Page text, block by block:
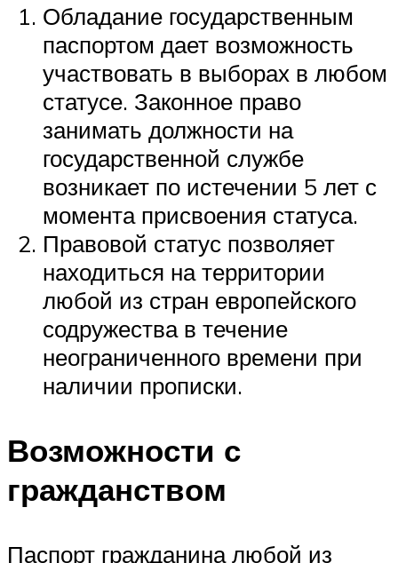
Обладание государственным
паспортом дает возможность
участвовать в выборах в любом
статусе. Законное право
занимать должности на
государственной службе
возникает по истечении 5 лет с
момента присвоения статуса.
Правовой статус позволяет
находиться на территории
любой из стран европейского
содружества в течение
неограниченного времени при
наличии прописки.
Возможности с
гражданством
Паспорт гражданина любой из